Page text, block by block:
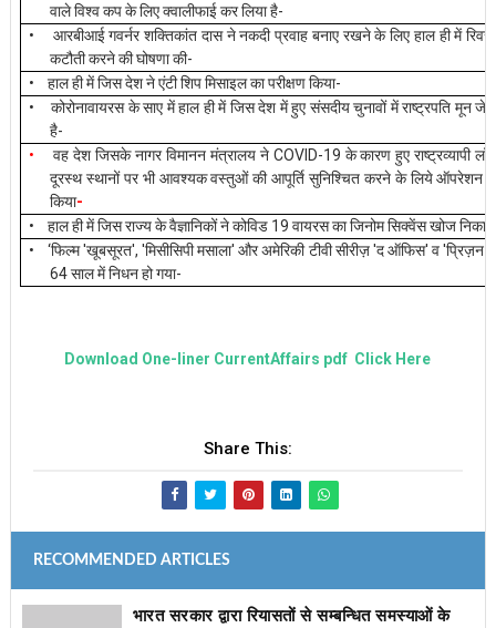
वाले विश्व कप के लिए क्वालीफाई कर लिया है-
•
आरबीआई गवर्नर शक्तिकांत दास ने नकदी प्रवाह बनाए रखने के लिए हाल ही में रिवर्स
कटौती करने की घोषणा की-
•
हाल ही में जिस देश ने एंटी शिप मिसाइल का परीक्षण किया-
•
कोरोनावायरस के साए में हाल ही में जिस देश में हुए संसदीय चुनावों में राष्ट्रपति मून जे
है-
•
वह देश जिसके नागर विमानन मंत्रालय नेCOVID-19 के कारण हुए राष्ट्रव्यापी
दूरस्थ स्थानों पर भी आवश्यक वस्तुओं की आपूर्ति सुनिश्चित करने के लिये ऑपरेशन
किया-
•
हाल ही में जिस राज्य के वैज्ञानिकों ने कोविड 19वायरस का जिनोम सिक्वेंस खोज
• ‘फिल्म'खूबसूरत', 'मिसीसिपी मसाला'और अमेरिकी टीवी सीरीज़'द ऑफिस' व'प्रिज़न
64साल में निधन हो गया-
Download One-liner CurrentAffairs pdf Click Here
Share This:
RECOMMENDED ARTICLES
भारत सरकार द्वारा रियासतों से सम्बन्धित समस्याओं के